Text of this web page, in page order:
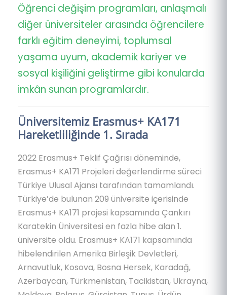
Öğrenci değişim programları, anlaşmalı
diğer üniversiteler arasında öğrencilere
farklı eğitim deneyimi, toplumsal
yaşama uyum, akademik kariyer ve
sosyal kişiliğini geliştirme gibi konularda
imkân sunan programlardır.
Üniversitemiz Erasmus+ KA171
Hareketliliğinde 1. Sırada
2022 Erasmus+ Teklif Çağrısı döneminde,
Erasmus+ KA171 Projeleri değerlendirme süreci
Türkiye Ulusal Ajansı tarafından tamamlandı.
Türkiye’de bulunan 209 üniversite içerisinde
Erasmus+ KA171 projesi kapsamında Çankırı
Karatekin Üniversitesi en fazla hibe alan 1.
üniversite oldu. Erasmus+ KA171 kapsamında
hibelendirilen Amerika Birleşik Devletleri,
Arnavutluk, Kosova, Bosna Hersek, Karadağ,
Azerbaycan, Türkmenistan, Tacikistan, Ukrayna,